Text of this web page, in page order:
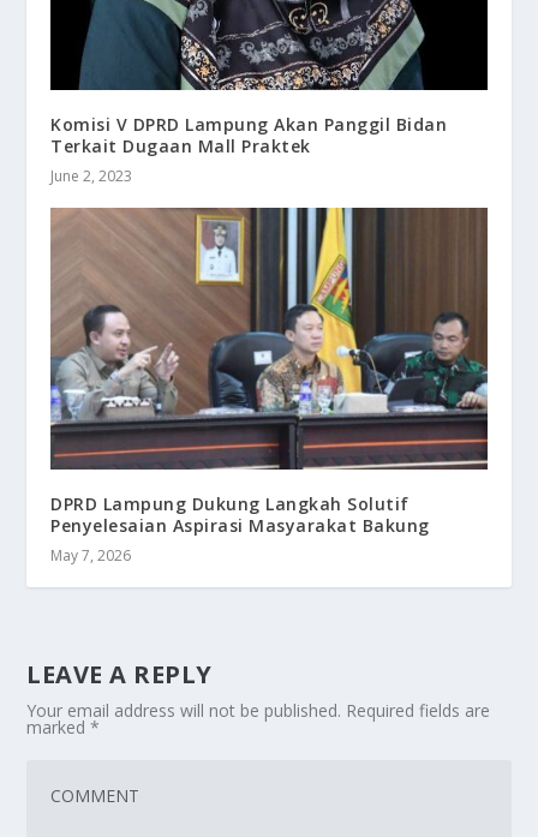
Komisi V DPRD Lampung Akan Panggil Bidan
Terkait Dugaan Mall Praktek
June 2, 2023
DPRD Lampung Dukung Langkah Solutif
Penyelesaian Aspirasi Masyarakat Bakung
May 7, 2026
LEAVE A REPLY
Your email address will not be published. Required fields are
marked*